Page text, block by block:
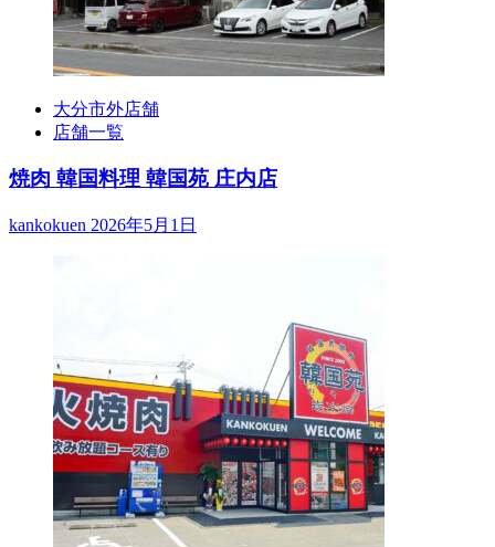
大分市外店舗
店舗一覧
焼肉 韓国料理 韓国苑 庄内店
kankokuen 2026年5月1日